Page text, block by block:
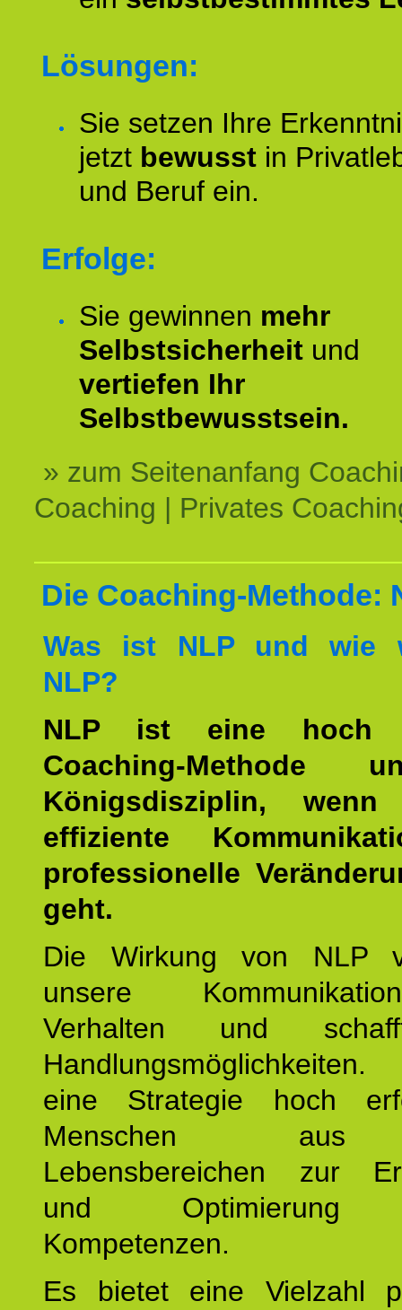
Lösungen:
Sie setzen Ihre
jetzt bewusst in
und Beruf ein.
Erfolge:
Sie gewinnen mehr
Selbstsicherheit und
vertiefen Ihr
Selbstbewusstsein.
» zum Seitenanfang
Coaching | Privates
Die Coaching-Methode:
Was ist NLP und wie
NLP?
NLP ist eine hoch
Coaching-Methode
Königsdisziplin,
effiziente
professionelle
geht.
Die Wirkung von NLP
unsere
Verhalten und
eine Strategie hoch
Menschen
Lebensbereichen zur
und Optimierung
Kompetenzen.
Es bietet eine Vielzahl